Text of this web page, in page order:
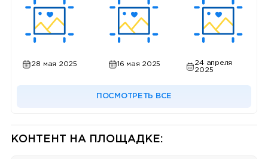
28 мая 2025 16 мая 2025
24 апреля
2025
ПОСМОТРЕТЬ ВСЕ
КОНТЕНТ НА ПЛОЩАДКЕ: